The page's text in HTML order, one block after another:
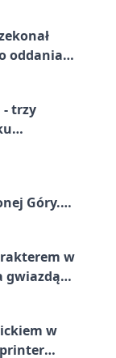
oddania
- trzy
Góry.
w
gwiazdą
w